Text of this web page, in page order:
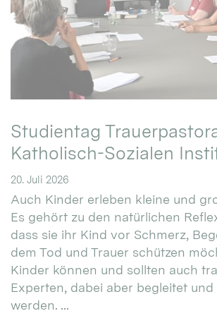
Studientag
Katholisch-Sozialen
20. Juli 2026
Auch Kinder erleben kleine und
Es gehört zu den natürlichen
dass sie ihr Kind vor Schmerz,
dem Tod und Trauer schützen
Kinder können und sollten auch
Experten, dabei aber begleitet
werden. ...